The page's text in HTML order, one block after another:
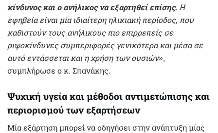
κίνδυνος και ο ανήλικος να εξαρτηθεί επίσης. Η
εφηβεία είναι μία ιδιαίτερη ηλικιακή περίοδος, που
καθιστούν τους ανήλικους πιο επιρρεπείς σε
ριψοκίνδυνες συμπεριφορές γενικότερα και μέσα σε
αυτό εντάσσεται και η χρήση των ουσιών»,
συμπλήρωσε ο κ. Σπανάκης.
Ψυχική υγεία και μέθοδοι αντιμετώπισης και
περιορισμού των εξαρτήσεων
Μία εξάρτηση μπορεί να οδηγήσει στην ανάπτυξη μίας